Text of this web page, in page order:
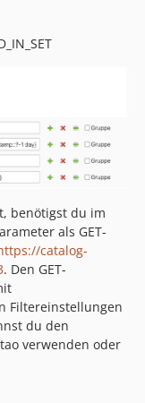
benötigst du im
als GET-
catalog-
. Den GET-
Filtereinstellungen
du den
verwenden oder